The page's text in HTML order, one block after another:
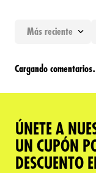
Más reciente
Cargando
ÚNETE A
UN CUPÓN
DESCUENTO